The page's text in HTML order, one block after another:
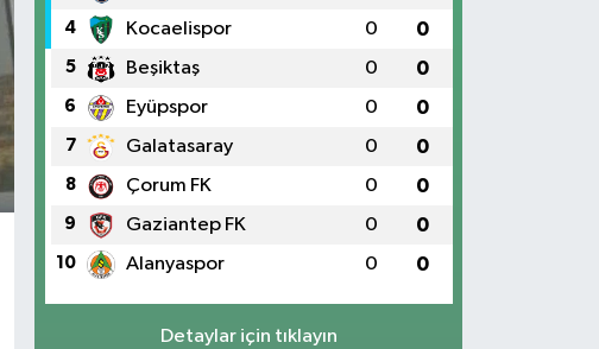
4 Kocaelispor 0 0
5 Beşiktaş 0 0
6 Eyüpspor 0 0
7 Galatasaray 0 0
8 Çorum FK 0 0
9 Gaziantep FK 0 0
10 Alanyaspor 0 0
Detaylar için tıklayın